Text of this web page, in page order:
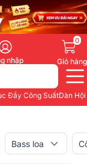
nhập
0
Giỏ hàng
Đẩy Công SuấtDàn
Bass loa